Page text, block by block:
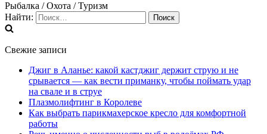
Рыбалка / Охота / Туризм
Найти:
Свежие записи
Джиг в Аланье: какой кастджиг держит струю и не
срывается — как вести приманку, чтобы поймать удар
на свале и в струе
Плазмолифтинг в Королеве
Как выбрать парикмахерское кресло для комфортной
работы